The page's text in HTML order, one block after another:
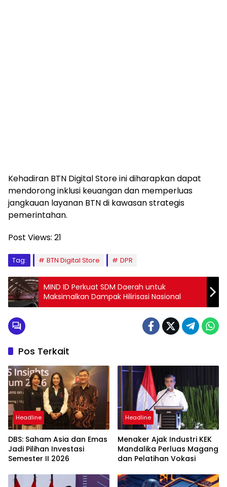
Kehadiran BTN Digital Store ini diharapkan dapat
mendorong inklusi keuangan dan memperluas
jangkauan layanan BTN di kawasan strategis
pemerintahan.
Post Views: 21
Tag: BTN Digital Store DPR
MIND ID Perkuat SDM Daerah untuk
Maksimalkan Dampak Hilirisasi Nasional
Pos Terkait
Headline
DBS: Saham Asia dan Emas
Jadi Pilihan Investasi
Semester II 2026
Headline
Menaker Ajak Industri KEK
Mandalika Perluas Magang
dan Pelatihan Vokasi